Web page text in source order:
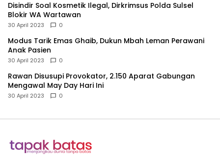
Disindir Soal Kosmetik Ilegal, Dirkrimsus Polda Sulsel
Blokir WA Wartawan
30 April 2023 0
Modus Tarik Emas Ghaib, Dukun Mbah Leman Perawani
Anak Pasien
30 April 2023 0
Rawan Disusupi Provokator, 2.150 Aparat Gabungan
Mengawal May Day Hari Ini
30 April 2023 0